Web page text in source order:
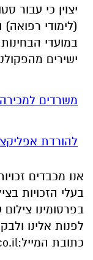
יצוין כי עבור
(לימודי רפואה)
במועדי הבחינות
ישירים
משרדים
להורדת
אנו מכבדים
בעלי הזכויות
בפרסומינו
לפנות אלינו
כתובת המייל: